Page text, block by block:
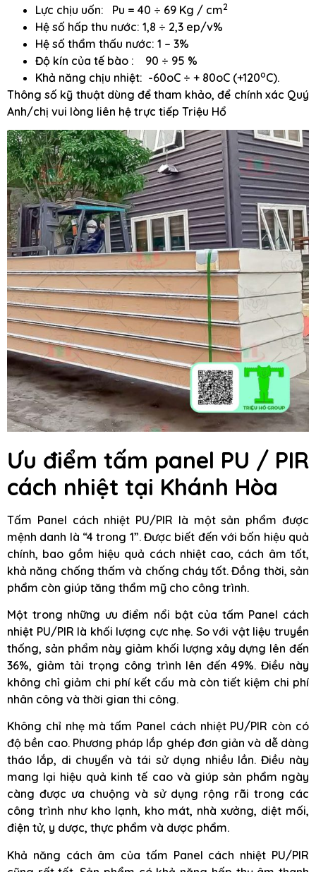
Lực chịu uốn: Pu = 40 ÷ 69 Kg / cm2
Hệ số hấp thu nước: 1,8 ÷ 2,3 ep/v%
Hệ số thẩm thấu nước: 1 – 3%
Độ kín của tế bào : 90 ÷ 95 %
Khả năng chịu nhiệt: -60oC ÷ + 80oC (+120oC).
Thông số kỹ thuật dùng để tham khảo, để chính xác Quý
Anh/chị vui lòng liên hệ trực tiếp Triệu Hổ
Ưu điểm tấm panel PU / PIR
cách nhiệt tại Khánh Hòa
Tấm Panel cách nhiệt PU/PIR là một sản phẩm được
mệnh danh là “4 trong 1”. Được biết đến với bốn hiệu quả
chính, bao gồm hiệu quả cách nhiệt cao, cách âm tốt,
khả năng chống thấm và chống cháy tốt. Đồng thời, sản
phẩm còn giúp tăng thẩm mỹ cho công trình.
Một trong những ưu điểm nổi bật của tấm Panel cách
nhiệt PU/PIR là khối lượng cực nhẹ. So với vật liệu truyền
thống, sản phẩm này giảm khối lượng xây dựng lên đến
36%, giảm tải trọng công trình lên đến 49%. Điều này
không chỉ giảm chi phí kết cấu mà còn tiết kiệm chi phí
nhân công và thời gian thi công.
Không chỉ nhẹ mà tấm Panel cách nhiệt PU/PIR còn có
độ bền cao. Phương pháp lắp ghép đơn giản và dễ dàng
tháo lắp, di chuyển và tái sử dụng nhiều lần. Điều này
mang lại hiệu quả kinh tế cao và giúp sản phẩm ngày
càng được ưa chuộng và sử dụng rộng rãi trong các
công trình như kho lạnh, kho mát, nhà xưởng, diệt mối,
điện tử, y dược, thực phẩm và dược phẩm.
Khả năng cách âm của tấm Panel cách nhiệt PU/PIR